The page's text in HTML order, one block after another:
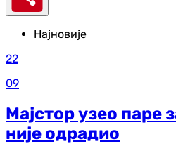
Најновије
22
09
Мајстор узео паре
није одрадио